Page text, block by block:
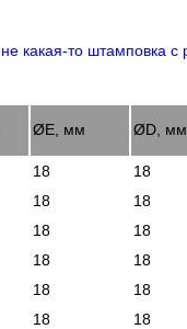
ØE, мм ØD, мм
18 18
18 18
18 18
18 18
18 18
18 18